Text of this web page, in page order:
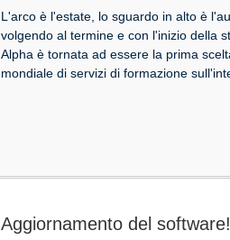
L'arco è l'estate, lo sguardo in alto è
volgendo al termine e con l'inizio della
Alpha è tornata ad essere la prima
mondiale di servizi di formazione
Aggiornamento del